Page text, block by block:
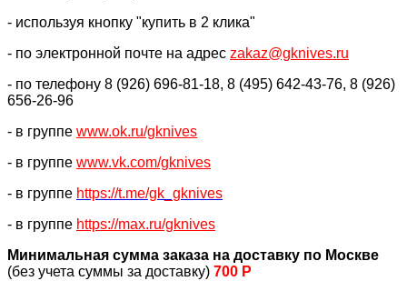
- используя кнопку "купить в 2 клика"
- по электронной почте на адрес zakaz@gknives.ru
- по телефону 8 (926) 696-81-18, 8 (495) 642-43-76, 8 (926)
656-26-96
- в группе www.ok.ru/gknives
- в группе www.vk.com/gknives
- в группе https://t.me/gk_gknives
- в группе https://max.ru/gknives
Минимальная сумма заказа на доставку по Москве
(без учета суммы за доставку) 700 Р